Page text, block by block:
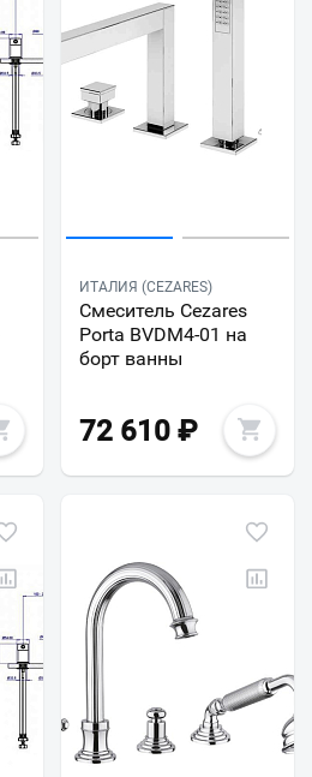
ИТАЛИЯ (CEZARES)
Смеситель Cezares
Porta BVDM4-01 на
борт ванны
72 610 ₽